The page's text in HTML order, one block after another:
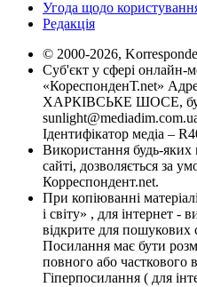
Угода щодо
Редакція
© 2000-2026,
Суб'єкт у сфері онлайн-
«КореспонденТ.net»
ХАРКІВСЬКЕ ШОСЕ,
Ідентифікатор медіа –
Використання будь-яких
сайті, дозволяється за
Корреспондент.net.
При копіюванні
і світу» , для інтернет -
відкрите для пошукових
Посилання має бути
повного або часткового
Гіперпосилання ( для